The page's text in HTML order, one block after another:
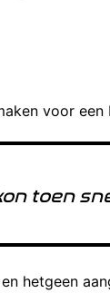
voor
toen
hetgeen